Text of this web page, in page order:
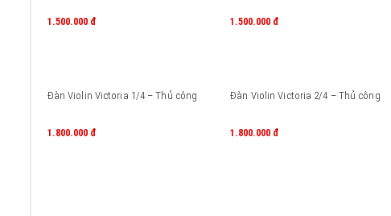
1.500.000 đ 1.500.000 đ
Đàn Violin Victoria 1/4 – Thủ công
1.800.000 đ
Đàn Violin Victoria 2/4 – Thủ công
1.800.000 đ